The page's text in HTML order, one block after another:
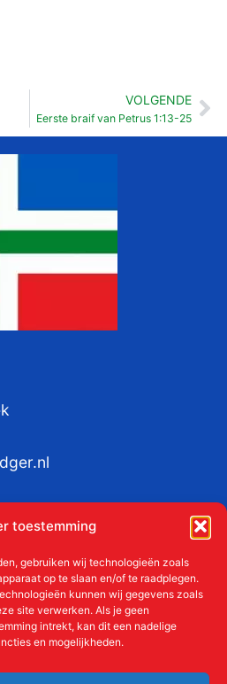
toestemming
gebruiken wij technologieën zoals
op te slaan en/of te raadplegen.
kunnen wij gegevens zoals
site verwerken. Als je geen
intrekt, kan dit een nadelige
en mogelijkheden.
VOLGENDE
Eerste braif van Petrus 1:13-25